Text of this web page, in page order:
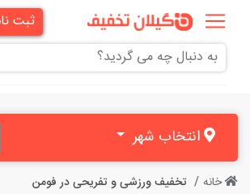
ثبت
همه
تخفیف
دندانپزشکی
انتخاب شهر
خانه تخفیف ورزشی و تفریحی در فومن